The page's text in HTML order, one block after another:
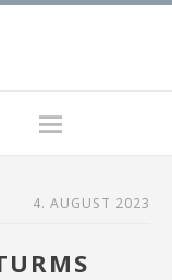
4. AUGUST 2023